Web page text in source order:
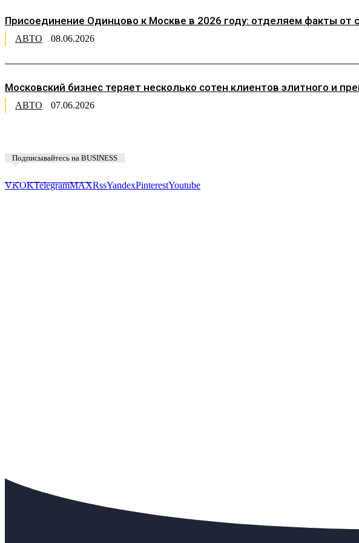
Присоединение Одинцово к Москве в 2026 году: отделяем факты от
АВТО 08.06.2026
Московский бизнес теряет несколько сотен клиентов элитного и
АВТО 07.06.2026
Подписывайтесь на BUSINESS
VKOKTelegramMAXRssYandexPinterestYoutube